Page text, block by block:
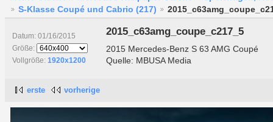
S-Klasse Coupé und Cabrio (217)
Datum: 01/16/2015
Größe:
Vollgröße: 1920x1200
2015_c63amg_coupe_c217_5
2015 Mercedes-Benz S 63 AMG Coupé
Quelle: MBUSA Media
erste vorherige